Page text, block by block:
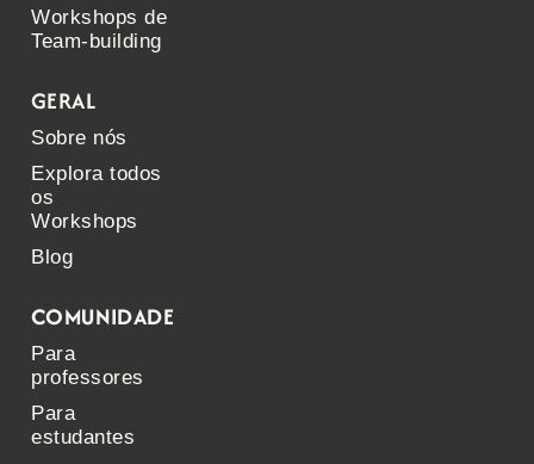
Workshops de
Team-building
GERAL
Sobre nós
Explora todos
os
Workshops
Blog
COMUNIDADE
Para
professores
Para
estudantes